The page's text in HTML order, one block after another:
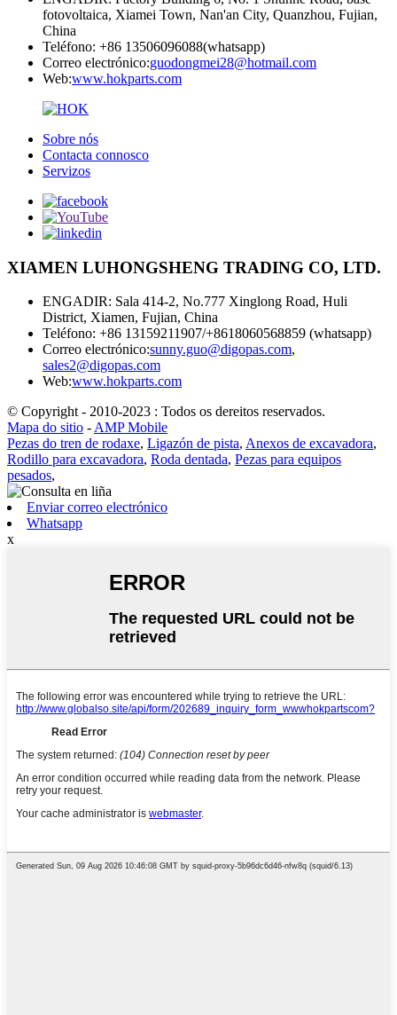
fotovoltaica, Xiamei Town, Nan'an City, Quanzhou, Fujian,
China
Teléfono: +86 13506096088(whatsapp)
Correo electrónico:guodongmei28@hotmail.com
Web:www.hokparts.com
Sobre nós
Contacta connosco
Servizos
XIAMEN LUHONGSHENG TRADING CO, LTD.
ENGADIR: Sala 414-2, No.777 Xinglong Road, Huli
District, Xiamen, Fujian, China
Teléfono: +86 13159211907/+8618060568859 (whatsapp)
Correo electrónico:sunny.guo@digopas.com,
sales2@digopas.com
Web:www.hokparts.com
© Copyright - 2010-2023 : Todos os dereitos reservados.
Mapa do sitio - AMP Mobile
Pezas do tren de rodaxe, Ligazón de pista, Anexos de excavadora,
Rodillo para excavadora, Roda dentada, Pezas para equipos
pesados,
Enviar correo electrónico
Whatsapp
x